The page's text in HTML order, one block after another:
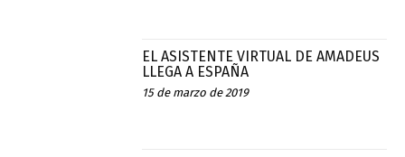
EL ASISTENTE VIRTUAL DE AMADEUS
LLEGA A ESPAÑA
15 de marzo de 2019